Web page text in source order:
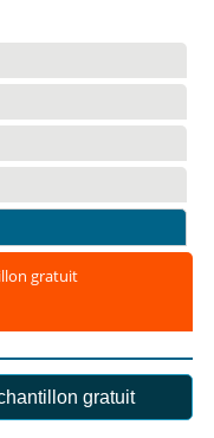
gratuit
gratuit